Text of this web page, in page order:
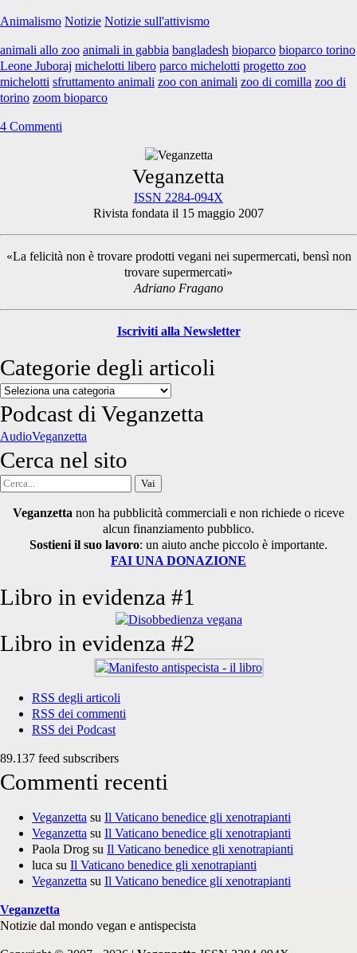
di
zoo
a
Torino
è
finalmente
naufragato!
Animalismo Notizie Notizie sull'attivismo
animali allo zoo animali in gabbia bangladesh bioparco bioparco torino
Leone Juboraj michelotti libero parco michelotti progetto zoo
michelotti sfruttamento animali zoo con animali zoo di comilla zoo di
torino zoom bioparco
4 Commenti
Sidebar
Veganzetta
ISSN 2284-094X
Rivista fondata il 15 maggio 2007
«La felicità non è trovare prodotti vegani nei supermercati, bensì non
trovare supermercati»
Adriano Fragano
Iscriviti alla Newsletter
Categorie degli articoli
Categorie
degli
articoli
Podcast di Veganzetta
AudioVeganzetta
Cerca nel sito
Cerca
Veganzetta non ha pubblicità commerciali e non richiede o riceve
alcun finanziamento pubblico.
Sostieni il suo lavoro: un aiuto anche piccolo è importante.
FAI UNA DONAZIONE
Libro in evidenza #1
Libro in evidenza #2
RSS degli articoli
RSS dei commenti
RSS dei Podcast
89.137 feed subscribers
Commenti recenti
Veganzetta su Il Vaticano benedice gli xenotrapianti
Veganzetta su Il Vaticano benedice gli xenotrapianti
Paola Drog su Il Vaticano benedice gli xenotrapianti
luca su Il Vaticano benedice gli xenotrapianti
Veganzetta su Il Vaticano benedice gli xenotrapianti
Veganzetta
Notizie dal mondo vegan e antispecista